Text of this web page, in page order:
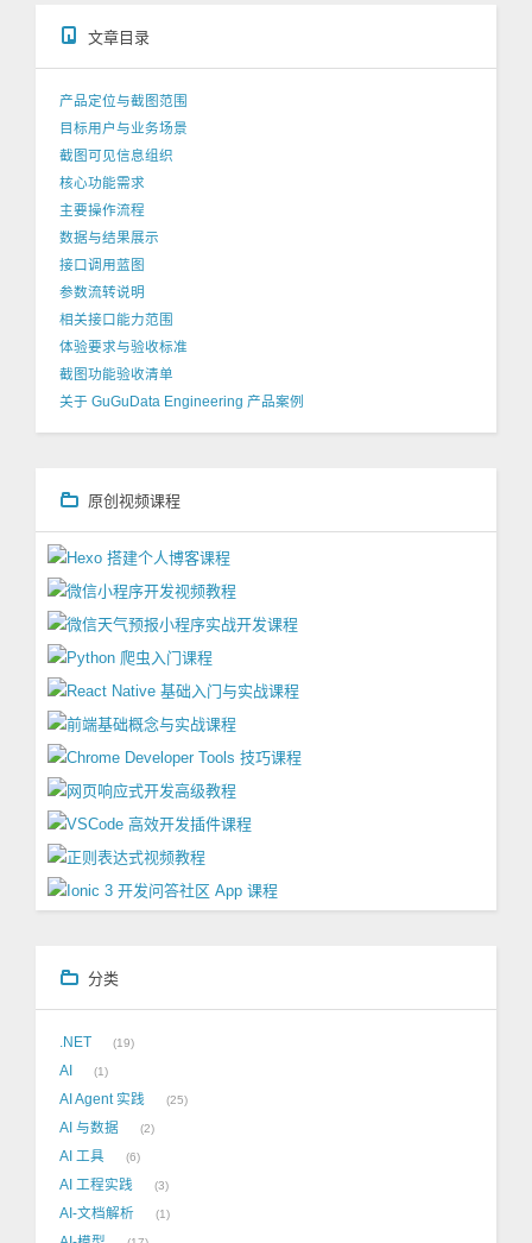
文章目录
产品定位与截图范围
目标用户与业务场景
截图可见信息组织
核心功能需求
主要操作流程
数据与结果展示
接口调用蓝图
参数流转说明
相关接口能力范围
体验要求与验收标准
截图功能验收清单
关于 GuGuData Engineering 产品案例
原创视频课程
分类
.NET 19
AI 1
AI Agent 实践 25
AI 与数据 2
AI 工具 6
AI 工程实践 3
AI-文档解析 1